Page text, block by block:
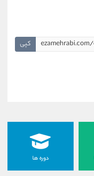
کپی
دوره ها